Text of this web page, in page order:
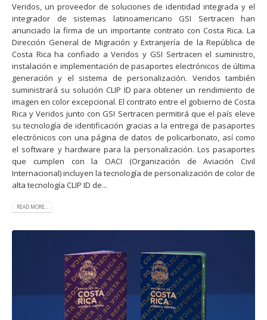
Veridos, un proveedor de soluciones de identidad integrada y el
integrador de sistemas latinoamericano GSI Sertracen han
anunciado la firma de un importante contrato con Costa Rica. La
Dirección General de Migración y Extranjería de la República de
Costa Rica ha confiado a Veridos y GSI Sertracen el suministro,
instalación e implementación de pasaportes electrónicos de última
generación y el sistema de personalización. Veridos también
suministrará su solución CLIP ID para obtener un rendimiento de
imagen en color excepcional. El contrato entre el gobierno de Costa
Rica y Veridos junto con GSI Sertracen permitirá que el país eleve
su tecnología de identificación gracias a la entrega de pasaportes
electrónicos con una página de datos de policarbonato, así como
el software y hardware para la personalización. Los pasaportes
que cumplen con la OACI (Organización de Aviación Civil
Internacional) incluyen la tecnología de personalización de color de
alta tecnología CLIP ID de...
READ MORE...